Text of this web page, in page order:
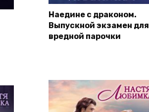
Наедине с драконом.
Выпускной экзамен для
вредной парочки